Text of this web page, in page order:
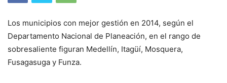
Los municipios con mejor gestión en 2014, según el
Departamento Nacional de Planeación, en el rango de
sobresaliente figuran Medellín, Itagüí, Mosquera,
Fusagasuga y Funza.